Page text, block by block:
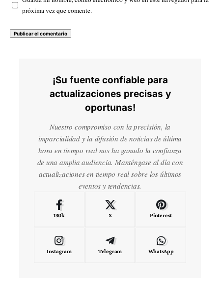
próxima vez que comente.
¡Su fuente confiable para
actualizaciones precisas y
oportunas!
Nuestro compromiso con la precisión, la
imparcialidad y la difusión de noticias de última
hora en tiempo real nos ha ganado la confianza
de una amplia audiencia. Manténgase al día con
actualizaciones en tiempo real sobre los últimos
eventos y tendencias.
130k X Pinterest
Instagram Telegram WhatsApp